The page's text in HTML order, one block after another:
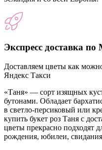
Экспресс доставка по
Доставляем цветы как
Яндекс Такси
«Таня» — сорт изящных
бутонами. Обладает
в светло-персиковый или
купить букет роз Таня с
цветы прекрасно подходят
рождения, юбилеи,